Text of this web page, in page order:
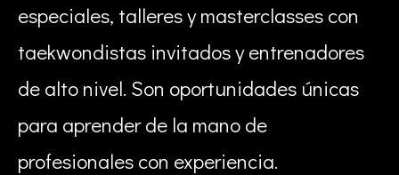
especiales, talleres y masterclasses con
taekwondistas invitados y entrenadores
de alto nivel. Son oportunidades únicas
para aprender de la mano de
profesionales con experiencia.